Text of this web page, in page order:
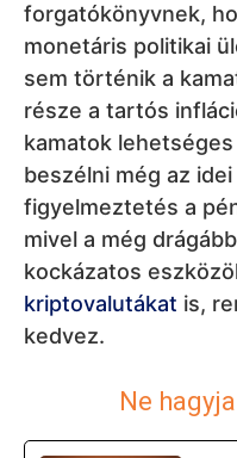
forgatókönyvnek,
monetáris politikai
sem történik a
része a tartós
kamatok
beszélni még az
figyelmeztetés a
mivel a még
kockázatos
kriptovalutákat is,
kedvez.
Ne